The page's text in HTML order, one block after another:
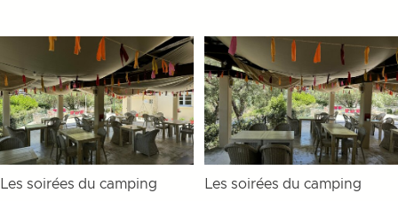
Les soirées du camping
Les soirées du camping